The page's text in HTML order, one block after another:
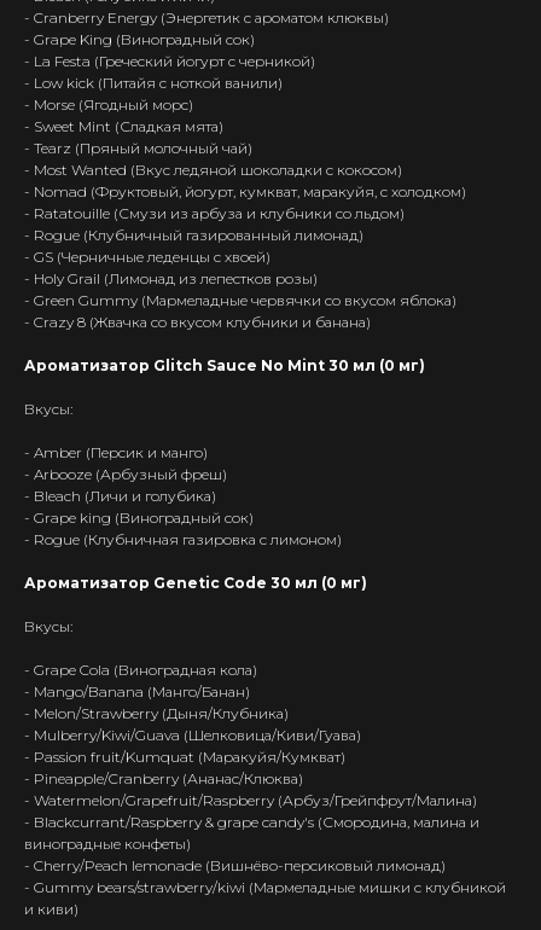
- Cranberry Energy (Энергетик с ароматом клюквы)
- Grape King (Виноградный сок)
- La Festa (Греческий йогурт с черникой)
- Low kick (Питайя с ноткой ванили)
- Morse (Ягодный морс)
- Sweet Mint (Сладкая мята)
- Tearz (Пряный молочный чай)
- Most Wanted (Вкус ледяной шоколадки с кокосом)
- Nomad (Фруктовый, йогурт, кумкват, маракуйя, с холодком)
- Ratatouille (Смузи из арбуза и клубники со льдом)
- Rogue (Клубничный газированный лимонад)
- GS (Черничные леденцы с хвоей)
- Holy Grail (Лимонад из лепестков розы)
- Green Gummy (Мармеладные червячки со вкусом яблока)
- Crazy 8 (Жвачка со вкусом клубники и банана)
Ароматизатор Glitch Sauce No Mint 30 мл (0 мг)
Вкусы:
- Amber (Персик и манго)
- Arbooze (Арбузный фреш)
- Bleach (Личи и голубика)
- Grape king (Виноградный сок)
- Rogue (Клубничная газировка с лимоном)
Ароматизатор Genetic Code 30 мл (0 мг)
Вкусы:
- Grape Cola (Виноградная кола)
- Mango/Banana (Манго/Банан)
- Melon/Strawberry (Дыня/Клубника)
- Mulberry/Kiwi/Guava (Шелковица/Киви/Гуава)
- Passion fruit/Kumquat (Маракуйя/Кумкват)
- Pineapple/Cranberry (Ананас/Клюква)
- Watermelon/Grapefruit/Raspberry (Арбуз/Грейпфрут/Малина)
- Blackcurrant/Raspberry & grape candy's (Смородина, малина и
виноградные конфеты)
- Cherry/Peach lemonade (Вишнёво-персиковый лимонад)
- Gummy bears/strawberry/kiwi (Мармеладные мишки с клубникой
и киви)
Кальяны и комплектующие
Комплектующие
POD-системы
Скидки/Акции
Ароматизаторы / Жидкость
Каталог